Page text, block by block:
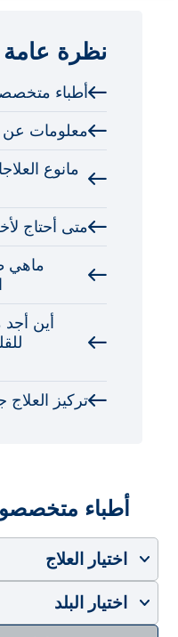
نظرة عامة
أطباء
معلومات
مانوع
متى أحتاج
ماهي
أين
تركيز
أطباء